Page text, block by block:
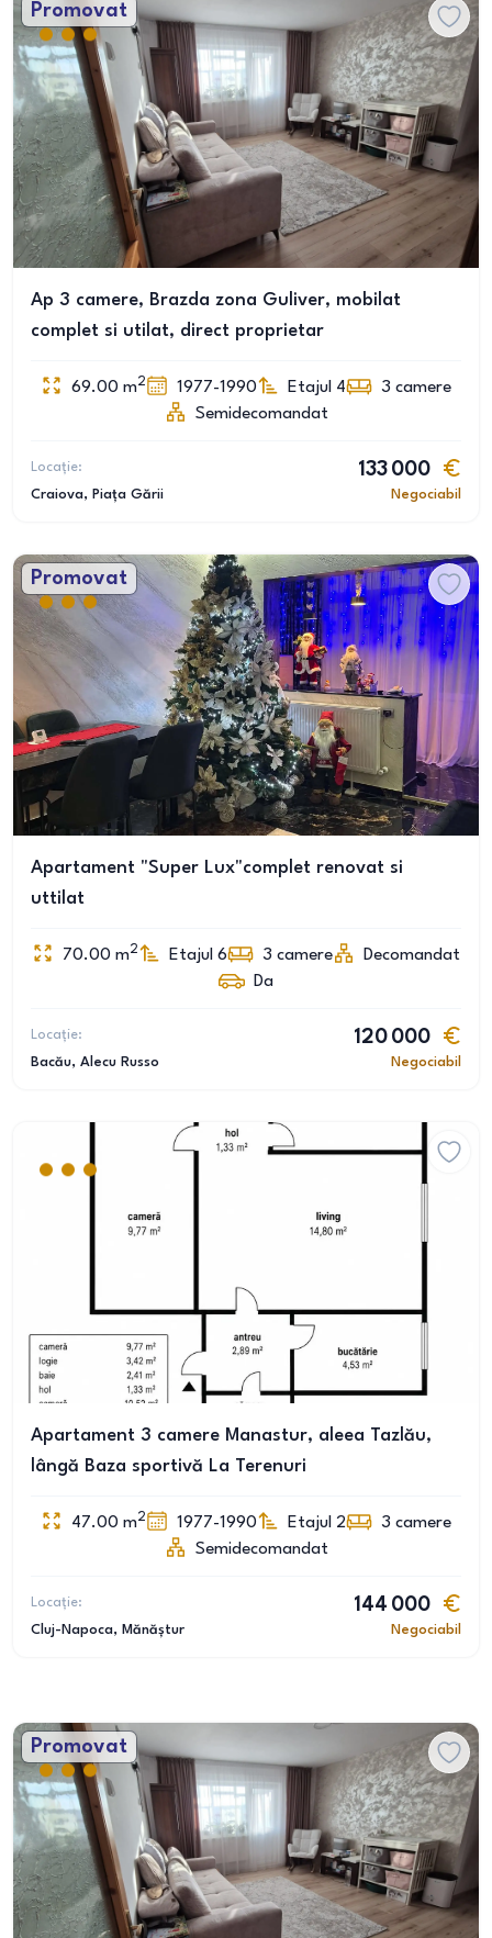
Promovat
Ap 3 camere, Brazda zona Guliver, mobilat
complet si utilat, direct proprietar
69.00 m2 1977-1990 Etajul 4 3 camere
Semidecomandat
Locație:
Craiova, Piața Gării
133 000
Negociabil
Promovat
Apartament "Super Lux"complet renovat si
uttilat
70.00 m2 Etajul 6 3 camere
Decomandat
Da
Locație:
Bacău, Alecu Russo
120 000
Negociabil
Apartament 3 camere Manastur, aleea Tazlău,
lângă Baza sportivă La Terenuri
47.00 m2 1977-1990 Etajul 2 3 camere
Semidecomandat
Locație:
Cluj-Napoca, Mănăștur
144 000
Negociabil
Promovat